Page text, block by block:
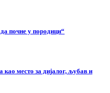
почне у породици“
место за дијалог, љубав и